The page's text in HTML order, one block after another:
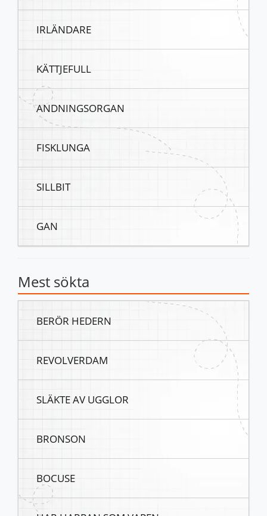
IRLÄNDARE
KÄTTJEFULL
ANDNINGSORGAN
FISKLUNGA
SILLBIT
GAN
Mest sökta
BERÖR HEDERN
REVOLVERDAM
SLÄKTE AV UGGLOR
BRONSON
BOCUSE